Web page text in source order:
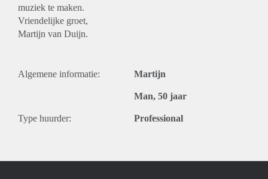
muziek te maken.
Vriendelijke groet,
Martijn van Duijn.
Algemene informatie: Martijn
Man, 50 jaar
Type huurder: Professional